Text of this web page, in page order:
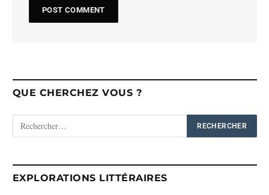
QUE CHERCHEZ VOUS ?
EXPLORATIONS LITTÉRAIRES